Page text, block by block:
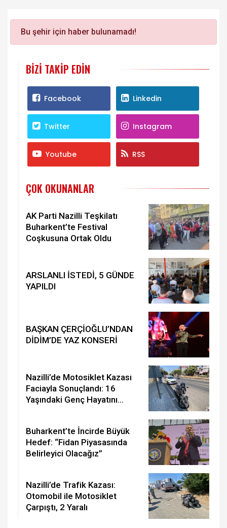
Bu şehir için haber bulunamadı!
BIZI TAKIP EDIN
Facebook Linkedin
Twitter Instagram
Youtube RSS
ÇOK OKUNANLAR
AK Parti Nazilli Teşkilatı
Buharkent’te Festival
Coşkusuna Ortak Oldu
ARSLANLI İSTEDİ, 5 GÜNDE
YAPILDI
BAŞKAN ÇERÇİOĞLU’NDAN
DİDİM’DE YAZ KONSERİ
Nazilli’de Motosiklet Kazası
Faciayla Sonuçlandı: 16
Yaşındaki Genç Hayatını
Buharkent’te İncirde Büyük
Hedef: “Fidan Piyasasında
Belirleyici Olacağız”
Nazilli’de Trafik Kazası:
Otomobil ile Motosiklet
Çarpıştı, 2 Yaralı